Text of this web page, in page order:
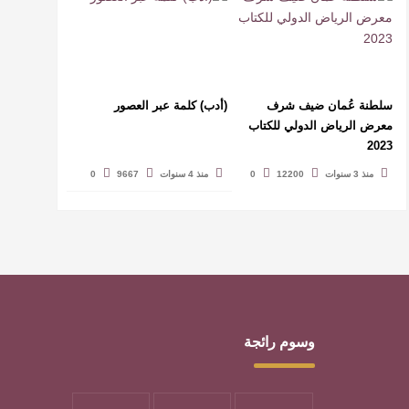
سلطنة عُمان ضيف شرف
معرض الرياض الدولي للكتاب
2023
منذ 3 سنوات 12200
0
(أدب) كلمة عبر العصور
منذ 4 سنوات 9667
0
وسوم رائجة